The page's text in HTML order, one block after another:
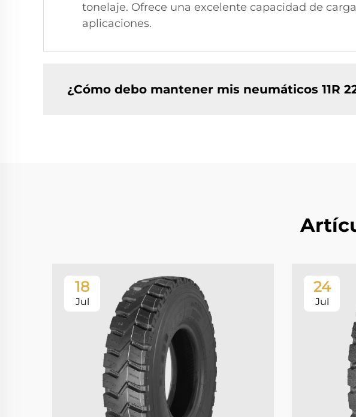
tonelaje. Ofrece una excelente capacidad de
aplicaciones.
¿Cómo debo mantener mis neumáticos 11R
18
Jul
24
Jul